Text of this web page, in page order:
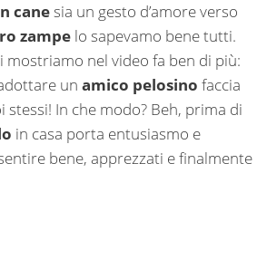
canesia un gesto d’amore verso
zampe lo sapevamo bene tutti.
mostriamo nel video fa ben di più:
un amico pelosino faccia
stessi! In che modo? Beh, prima di
in casa porta entusiasmo e
bene, apprezzati e finalmente